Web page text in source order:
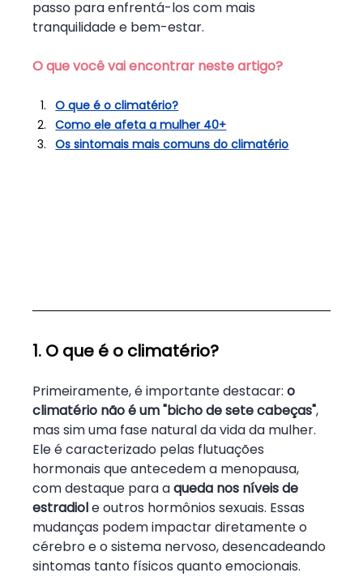
passo para enfrentá-los com mais
tranquilidade e bem-estar.
O que você vai encontrar neste artigo?
O que é o climatério?
Como ele afeta a mulher 40+
Os sintomais mais comuns do climatério
1. O que é o climatério?
Primeiramente, é importante destacar: o
climatério não é um "bicho de sete cabeças",
mas sim uma fase natural da vida da mulher.
Ele é caracterizado pelas flutuações
hormonais que antecedem a menopausa,
com destaque para a queda nos níveis de
estradiol e outros hormônios sexuais. Essas
mudanças podem impactar diretamente o
cérebro e o sistema nervoso, desencadeando
sintomas tanto físicos quanto emocionais.